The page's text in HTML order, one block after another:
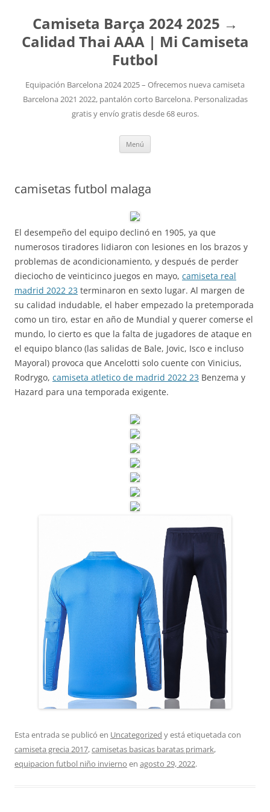
Camiseta Barça 2024 2025 →
Calidad Thai AAA | Mi Camiseta
Futbol
Equipación Barcelona 2024 2025 – Ofrecemos nueva camiseta
Barcelona 2021 2022, pantalón corto Barcelona. Personalizadas
gratis y envío gratis desde 68 euros.
Menú
camisetas futbol malaga
El desempeño del equipo declinó en 1905, ya que
numerosos tiradores lidiaron con lesiones en los brazos y
problemas de acondicionamiento, y después de perder
dieciocho de veinticinco juegos en mayo, camiseta real
madrid 2022 23 terminaron en sexto lugar. Al margen de
su calidad indudable, el haber empezado la pretemporada
como un tiro, estar en año de Mundial y querer comerse el
mundo, lo cierto es que la falta de jugadores de ataque en
el equipo blanco (las salidas de Bale, Jovic, Isco e incluso
Mayoral) provoca que Ancelotti solo cuente con Vinicius,
Rodrygo, camiseta atletico de madrid 2022 23 Benzema y
Hazard para una temporada exigente.
Esta entrada se publicó en Uncategorized y está etiquetada con
camiseta grecia 2017,camisetas basicas baratas primark,
equipacion futbol niño invierno en agosto 29, 2022.